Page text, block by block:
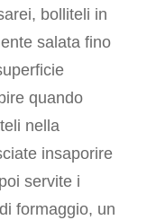
bolliteli in
salata fino
quando
nella
insaporire
servite i
formaggio, un